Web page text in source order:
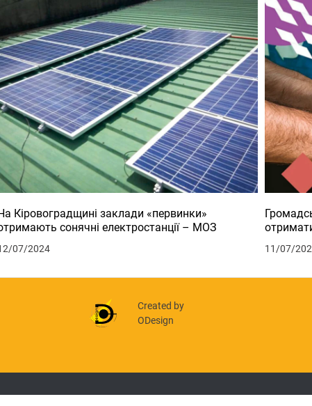
Кіровоградщині заклади «первинки»
сонячні електростанції – МОЗ
07/2024 11/07/
Created by
ODesign